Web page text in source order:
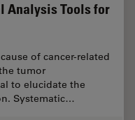
Analysis Tools for
of cancer-related
tumor
to elucidate the
Systematic…